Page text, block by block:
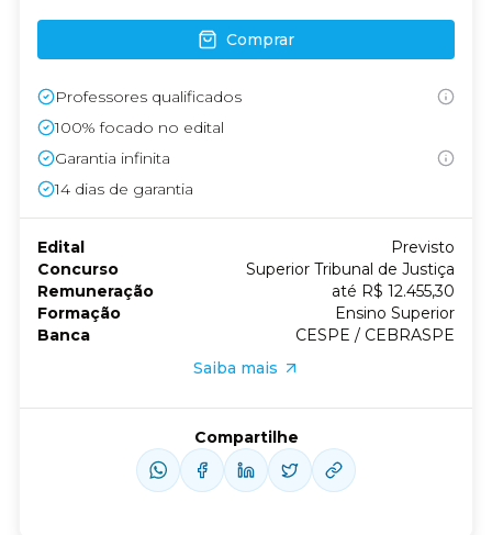
Comprar
Professores qualificados
100% focado no edital
Garantia infinita
14 dias de garantia
Edital
Previsto
Concurso
Superior Tribunal de Justiça
Remuneração
até R$ 12.455,30
Formação
Ensino Superior
Banca
CESPE / CEBRASPE
Saiba mais
Compartilhe